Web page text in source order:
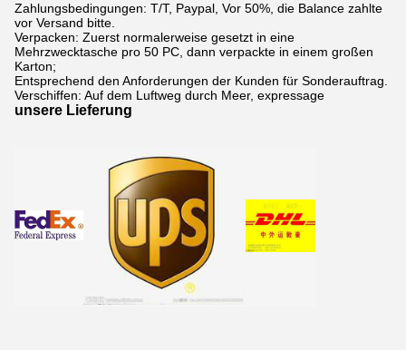
Zahlungsbedingungen: T/T, Paypal, Vor 50%, die Balance zahlte
vor Versand bitte.
Verpacken: Zuerst normalerweise gesetzt in eine
Mehrzwecktasche pro 50 PC, dann verpackte in einem großen
Karton;
Entsprechend den Anforderungen der Kunden für Sonderauftrag.
Verschiffen: Auf dem Luftweg durch Meer, expressage
unsere Lieferung